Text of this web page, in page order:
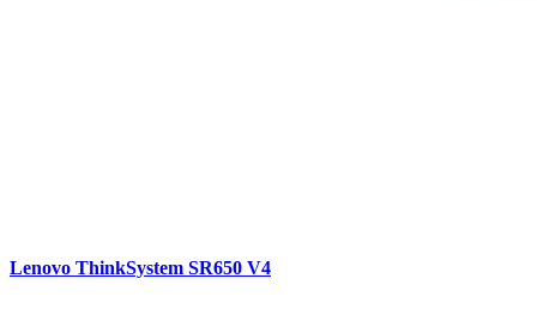
Lenovo ThinkSystem SR650 V4